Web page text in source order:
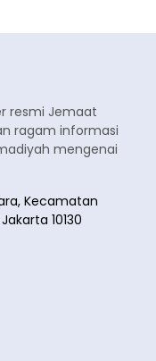
resmi Jemaat
ragam informasi
mengenai
Kecamatan
10130